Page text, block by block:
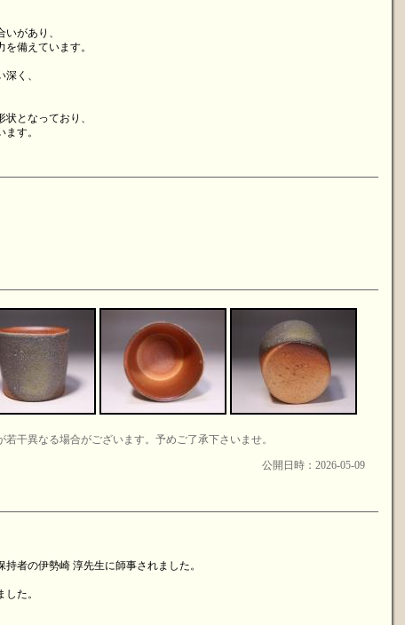
があり、
備えています。
く、
となっており、
す。
干異なる場合がございます。予めご了承下さいませ。
公開日時：2026-05-09
者の伊勢崎 淳先生に師事されました。
た。